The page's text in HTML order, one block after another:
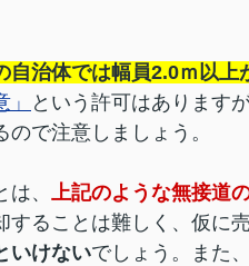
自治体では幅員2.0ｍ以上
という許可はあります
で注意しましょう。
、 上記のような無接道
することは難しく、仮に
いけないでしょう。また